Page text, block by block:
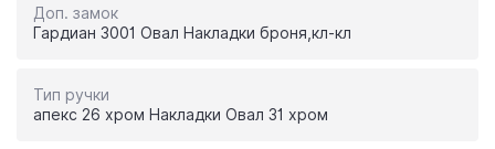
Доп. замок
Гардиан 3001 Овал Накладки броня,кл-кл
Тип ручки
апекс 26 хром Накладки Овал 31 хром